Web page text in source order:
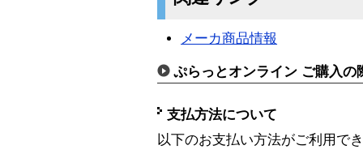
メーカ商品情報
ぷらっとオンライン ご購入の
支払方法について
以下のお支払い方法がご利用で